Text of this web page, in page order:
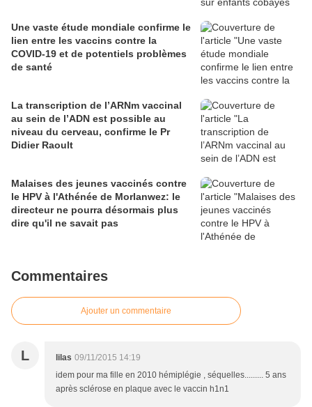
Une vaste étude mondiale confirme le
lien entre les vaccins contre la
COVID-19 et de potentiels problèmes
de santé
La transcription de l’ARNm vaccinal
au sein de l’ADN est possible au
niveau du cerveau, confirme le Pr
Didier Raoult
Malaises des jeunes vaccinés contre
le HPV à l'Athénée de Morlanwez: le
directeur ne pourra désormais plus
dire qu'il ne savait pas
Commentaires
Ajouter un commentaire
L lilas 09/11/2015 14:19
idem pour ma fille en 2010 hémiplégie , séquelles......... 5 ans
après sclérose en plaque avec le vaccin h1n1